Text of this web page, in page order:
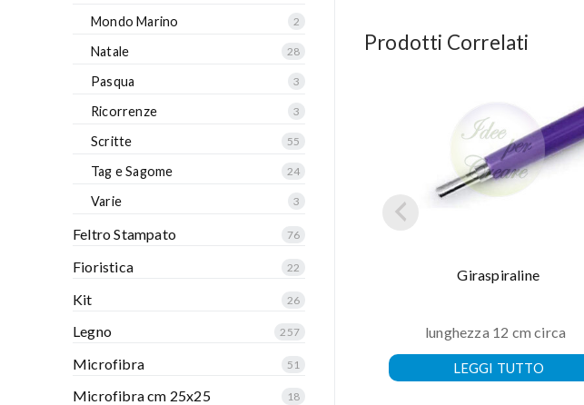
Prodotti Correlati
Giraspiraline
lunghezza 12 cm circa
LEGGI TUTTO
Mondo Marino 2
Natale 28
Pasqua 3
Ricorrenze 3
Scritte 55
Tag e Sagome 24
Varie 3
Feltro Stampato 76
Fioristica 22
Kit 26
Legno 257
Microfibra 51
Microfibra cm 25x25 18